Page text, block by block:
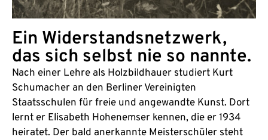
Ein Widerstandsnetzwerk,
das sich selbst nie so nannte.
Nach einer Lehre als Holzbildhauer studiert Kurt
Schumacher an den Berliner Vereinigten
Staatsschulen für freie und angewandte Kunst. Dort
lernt er Elisabeth Hohenemser kennen, die er 1934
heiratet. Der bald anerkannte Meisterschüler steht